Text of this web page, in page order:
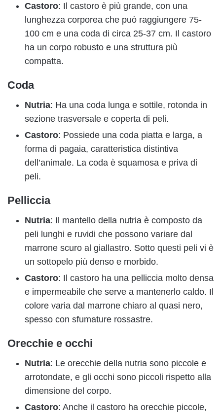
Castoro: Il castoro è più grande, con una
lunghezza corporea che può raggiungere 75-
100 cm e una coda di circa 25-37 cm. Il castoro
ha un corpo robusto e una struttura più
compatta.
Coda
Nutria: Ha una coda lunga e sottile, rotonda in
sezione trasversale e coperta di peli.
Castoro: Possiede una coda piatta e larga, a
forma di pagaia, caratteristica distintiva
dell’animale. La coda è squamosa e priva di
peli.
Pelliccia
Nutria: Il mantello della nutria è composto da
peli lunghi e ruvidi che possono variare dal
marrone scuro al giallastro. Sotto questi peli vi è
un sottopelo più denso e morbido.
Castoro: Il castoro ha una pelliccia molto densa
e impermeabile che serve a mantenerlo caldo. Il
colore varia dal marrone chiaro al quasi nero,
spesso con sfumature rossastre.
Orecchie e occhi
Nutria: Le orecchie della nutria sono piccole e
arrotondate, e gli occhi sono piccoli rispetto alla
dimensione del corpo.
Castoro: Anche il castoro ha orecchie piccole,